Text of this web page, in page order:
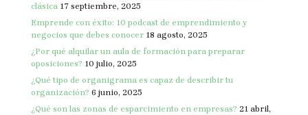
clásica 17 septiembre, 2025
Emprende con éxito: 10 podcast de emprendimiento y
negocios que debes conocer 18 agosto, 2025
¿Por qué alquilar un aula de formación para preparar
oposiciones? 10 julio, 2025
¿Qué tipo de organigrama es capaz de describir tu
organización? 6 junio, 2025
¿Qué son las zonas de esparcimiento en empresas? 21 abril,